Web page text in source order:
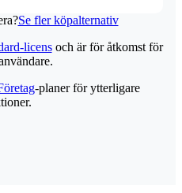
Se fler köpalternativ
licensoch är för åtkomst för
-planer för ytterligare